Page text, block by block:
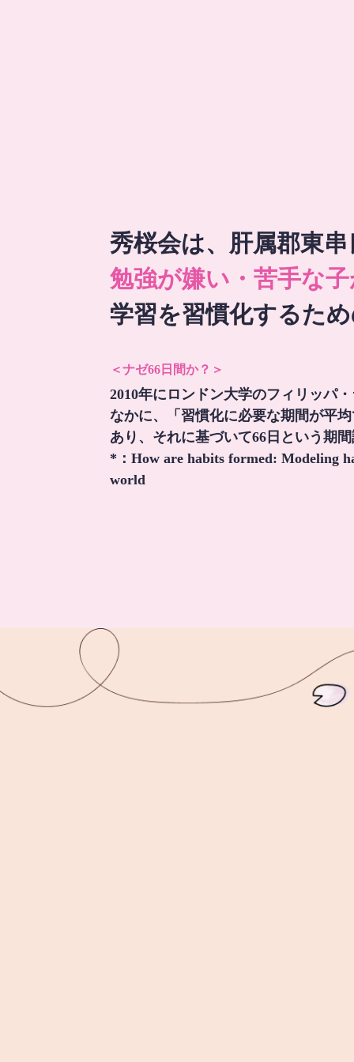
秀桜会は、肝属郡東
勉強が嫌い・苦手な
学習を習慣化するた
＜ナゼ66日間か？＞
2010年にロンドン大学のフィリッパ
なかに、「習慣化に必要な期間が平
あり、それに基づいて66日という期
*：How are habits formed: Modeling
world